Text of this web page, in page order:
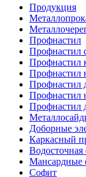
Продукция
Профнастил
Профнастил
Профнастил
Профнастил
Профнастил
Профнастил
Профнастил
Доборные
Каркасный
Водосточная
Мансардные
Софит